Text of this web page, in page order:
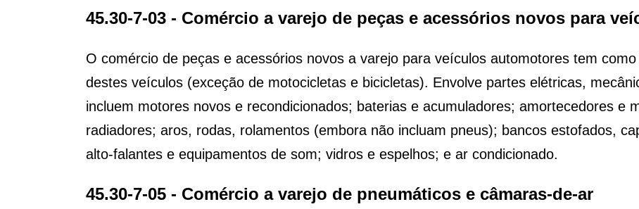
45.30-7-03 - Comércio a varejo de peças e acessórios novos para
O comércio de peças e acessórios novos a varejo para veículos automotores tem
destes veículos (exceção de motocicletas e bicicletas). Envolve partes elétricas,
incluem motores novos e recondicionados; baterias e acumuladores; amortecedores e
radiadores; aros, rodas, rolamentos (embora não incluam pneus); bancos estofados,
alto-falantes e equipamentos de som; vidros e espelhos; e ar condicionado.
45.30-7-05 - Comércio a varejo de pneumáticos e câmaras-de-ar